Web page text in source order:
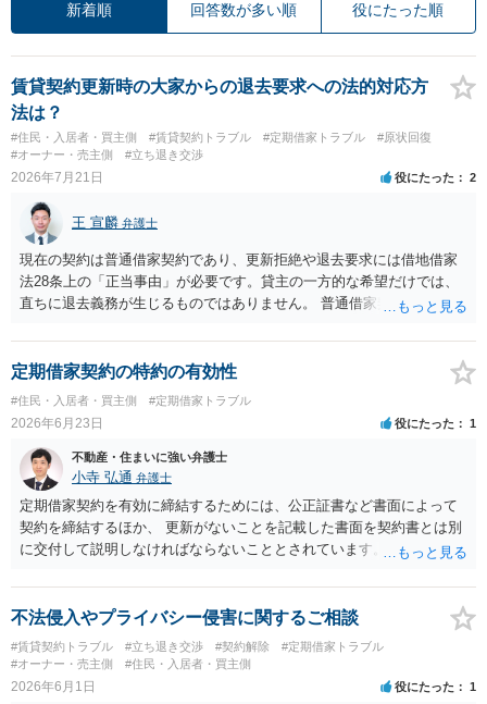
新着順 回答数が多い順 役にたった順
賃貸契約更新時の大家からの退去要求への法的対応方
法は？
#住民・入居者・買主側 #賃貸契約トラブル #定期借家トラブル
#原状回復
#オーナー・売主側
#立ち退き交渉
2026年7月21日 役にたった 2
王 宣麟 弁護士
現在の契約は普通借家契約であり、更新拒絶や退去要求には借地借家
法28条上の「正当事由」が必要です。貸主の一方的な希望だけでは、
直ちに退去義務が生じるものではありません。 普通借家契約から定期
新たな定期借家契約を締結する形になりますが、これは任意の合意が
前提であり、借主が同意しなければ成立しません。 12年間の居住実
績、子どもの学校や地域とのつながり、転居費用の準備が困難な事情
などは、借主側の強い居住継続の必要性として正当事由判断において
重視される要素ですので、貸主側にかなり具体的な事情と立退料など
がない限り、更新拒絶が認められるハードルは一般的に高いと考えら
れます。 建物が未登記であること自体は、賃貸借契約の有効性を直ち
に否定するものではなく、引渡しがされていれば賃貸借の効力は原則
有効とされています。 今後の交渉では、①現在は普通借家契約が継続
しており定期借家への変更に合意していないこと、②貸主側の事情
（誰が所有者で誰が実際に住む予定か等）を具体的に書面で説明して
ほしいこと、③自分たちの居住継続の必要性を丁寧に伝えること、を
基本方針としたうえで、仮に一定時期の退去を検討する場合には、立
退料・引越費用・原状回復費用負担などの条件を明確にした書面を作
成することが重要です。 契約書では、更新条項・解除条項・期間の定
め・定期借家に関する記載の有無、これまでの更新時の合意内容
（「今回で最後」などの文言）が、借主不利な特約として無効になり
定期借家契約の特約の有効性
#住民・入居者・買主側 #定期借家トラブル
2026年6月23日 役にたった 1
不動産・住まいに強い弁護士
小寺 弘通 弁護士
定期借家契約を有効に締結するためには、公正証書など書面によって
契約を締結するほか、 更新がないことを記載した書面を契約書とは別
に交付して説明しなければならないこととされています。 当初の契約
切り替えるためには、まず双方の合意の下で普通借家契約を終了さ
せ、 そのうえで別途書面で定期借家契約を締結しなければならないは
ずで、 口頭で承諾したというだけでは定期借家契約が成立したとは言
えないのではないかと考えられます。 また、定期借家契約に移行する
との特約事項に同意していたことをもって 当然に定期借家契約が成立
不法侵入やプライバシー侵害に関するご相談
#賃貸契約トラブル #立ち退き交渉 #契約解除
#定期借家トラブル
#オーナー・売主側
#住民・入居者・買主側
2026年6月1日 役にたった 1